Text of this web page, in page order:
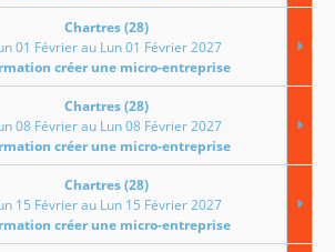
Chartres (28)
01 Février au Lun 01 Février 2027
créer une micro-entreprise
Chartres (28)
08 Février au Lun 08 Février 2027
créer une micro-entreprise
Chartres (28)
15 Février au Lun 15 Février 2027
créer une micro-entreprise